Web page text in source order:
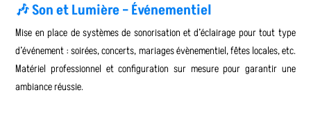
🎶 Son et Lumière – Événementiel
Mise en place de systèmes de sonorisation et d’éclairage pour tout type
d’événement : soirées, concerts, mariages évènementiel, fêtes locales, etc.
Matériel professionnel et configuration sur mesure pour garantir une
ambiance réussie.